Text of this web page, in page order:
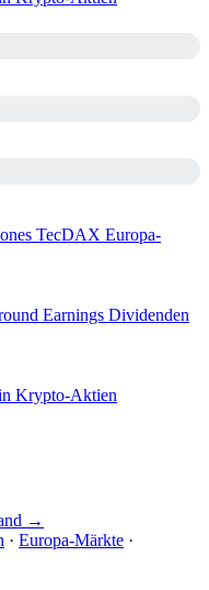
TecDAX Europa-
Earnings Dividenden
Krypto-Aktien
→
· Europa-Märkte ·